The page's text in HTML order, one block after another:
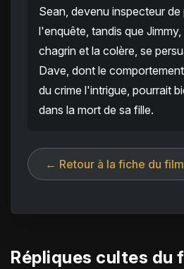
Sean, devenu inspecteur de
l'enquête, tandis que
chagrin et la colère, se
Dave, dont le
du crime l'intrigue, pourrait
dans la mort de sa fille.
← Retour à la fiche du film
Répliques cultes du